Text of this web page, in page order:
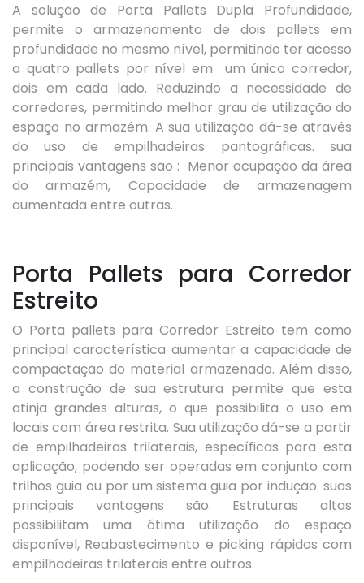
A solução de Porta Pallets Dupla Profundidade,
permite o armazenamento de dois pallets em
profundidade no mesmo nível, permitindo ter acesso
a quatro pallets por nível em um único corredor,
dois em cada lado. Reduzindo a necessidade de
corredores, permitindo melhor grau de utilização do
espaço no armazém. A sua utilização dá-se através
do uso de empilhadeiras pantográficas. sua
principais vantagens são : Menor ocupação da área
do armazém, Capacidade de armazenagem
aumentada entre outras.
Porta Pallets para Corredor
Estreito
O Porta pallets para Corredor Estreito tem como
principal característica aumentar a capacidade de
compactação do material armazenado. Além disso,
a construção de sua estrutura permite que esta
atinja grandes alturas, o que possibilita o uso em
locais com área restrita. Sua utilização dá-se a partir
de empilhadeiras trilaterais, específicas para esta
aplicação, podendo ser operadas em conjunto com
trilhos guia ou por um sistema guia por indução. suas
principais vantagens são: Estruturas altas
possibilitam uma ótima utilização do espaço
disponível, Reabastecimento e picking rápidos com
empilhadeiras trilaterais entre outros.